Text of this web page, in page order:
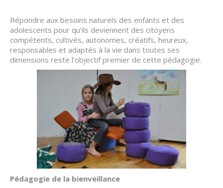
Répondre aux besoins naturels des enfants et des
adolescents pour qu’ils deviennent des citoyens
compétents, cultivés, autonomes, créatifs, heureux,
responsables et adaptés à la vie dans toutes ses
dimensions reste l’objectif premier de cette pédagogie.
Pédagogie de la bienveillance